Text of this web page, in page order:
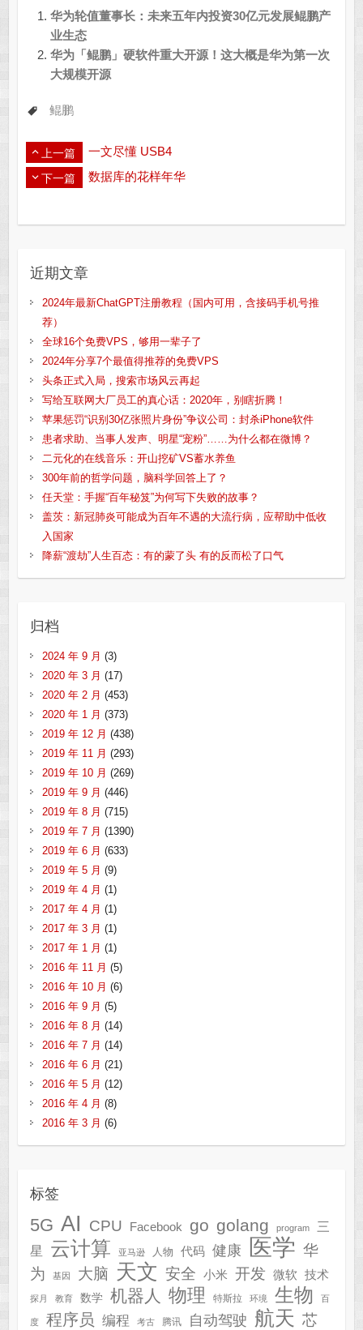
华为轮值董事长：未来五年内投资30亿元发展鲲鹏产
业生态
华为「鲲鹏」硬软件重大开源！这大概是华为第一次
大规模开源
鲲鹏
上一篇 一文尽懂 USB4
下一篇 数据库的花样年华
近期文章
2024年最新ChatGPT注册教程（国内可用，含接码手机号推
荐）
全球16个免费VPS，够用一辈子了
2024年分享7个最值得推荐的免费VPS
头条正式入局，搜索市场风云再起
写给互联网大厂员工的真心话：2020年，别瞎折腾！
苹果惩罚“识别30亿张照片身份”争议公司：封杀iPhone软件
患者求助、当事人发声、明星“宠粉”……为什么都在微博？
二元化的在线音乐：开山挖矿VS蓄水养鱼
300年前的哲学问题，脑科学回答上了？
任天堂：手握“百年秘笈”为何写下失败的故事？
盖茨：新冠肺炎可能成为百年不遇的大流行病，应帮助中低收
入国家
降薪“渡劫”人生百态：有的蒙了头 有的反而松了口气
归档
2024 年 9 月 (3)
2020 年 3 月 (17)
2020 年 2 月 (453)
2020 年 1 月 (373)
2019 年 12 月 (438)
2019 年 11 月 (293)
2019 年 10 月 (269)
2019 年 9 月 (446)
2019 年 8 月 (715)
2019 年 7 月 (1390)
2019 年 6 月 (633)
2019 年 5 月 (9)
2019 年 4 月 (1)
2017 年 4 月 (1)
2017 年 3 月 (1)
2017 年 1 月 (1)
2016 年 11 月 (5)
2016 年 10 月 (6)
2016 年 9 月 (5)
2016 年 8 月 (14)
2016 年 7 月 (14)
2016 年 6 月 (21)
2016 年 5 月 (12)
2016 年 4 月 (8)
2016 年 3 月 (6)
标签
5G AI CPU Facebook go golang program
三
星
云计算 亚马逊 人物 代码 健康 医学 华
为
基因 大脑 天文 安全 小米 开发 微软 技术
探月 教育 数学 机器人 物理 特斯拉 环境 生物 百
度 程序员 编程 考古 腾讯 自动驾驶 航天 芯